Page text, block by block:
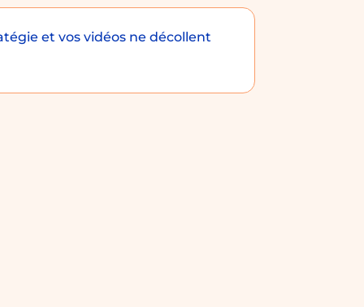
et vos vidéos ne décollent